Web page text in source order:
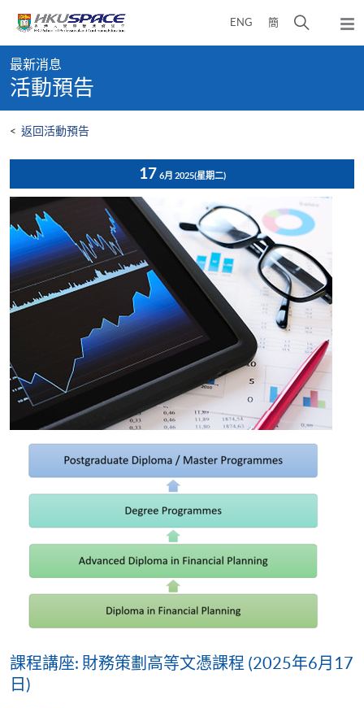
content
ENG 簡
開
彈
出
content
start
最新消息
活動預告
< 返回活動預告
17 6月 2025(星期二)
課程講座: 財務策劃高等文憑課程 (2025年6月17
日)